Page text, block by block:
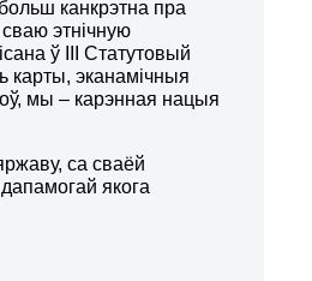
канкрэтна пра
этнічную
ў ІІІ Статутовый
карты, эканамічныя
мы – карэнная нацыя
са сваёй
якога